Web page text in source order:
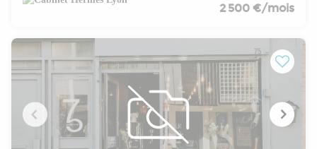
forte visibilité, proche faculté.
Local disponible fin octobre. Ref : 29888
2 500 €/mois